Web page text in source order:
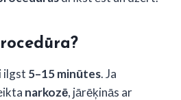
ilgst 5–15 minūtes. Ja
narkozē, jārēķinās ar